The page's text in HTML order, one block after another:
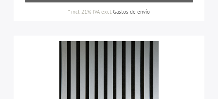
* incl. 21% IVA excl.Gastos de envío